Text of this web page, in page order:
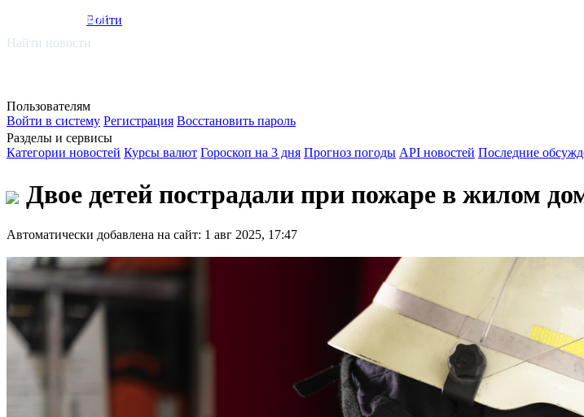
smi.mobi
Войти
Найти новости
Пользователям
Войти в систему Регистрация Восстановить пароль
Разделы и сервисы
Категории новостей Курсы валют Гороскоп на 3 дня Прогноз погоды API новостей Последние
Двое детей пострадали при пожаре в жилом
Автоматически добавлена на сайт: 1 авг 2025, 17:47